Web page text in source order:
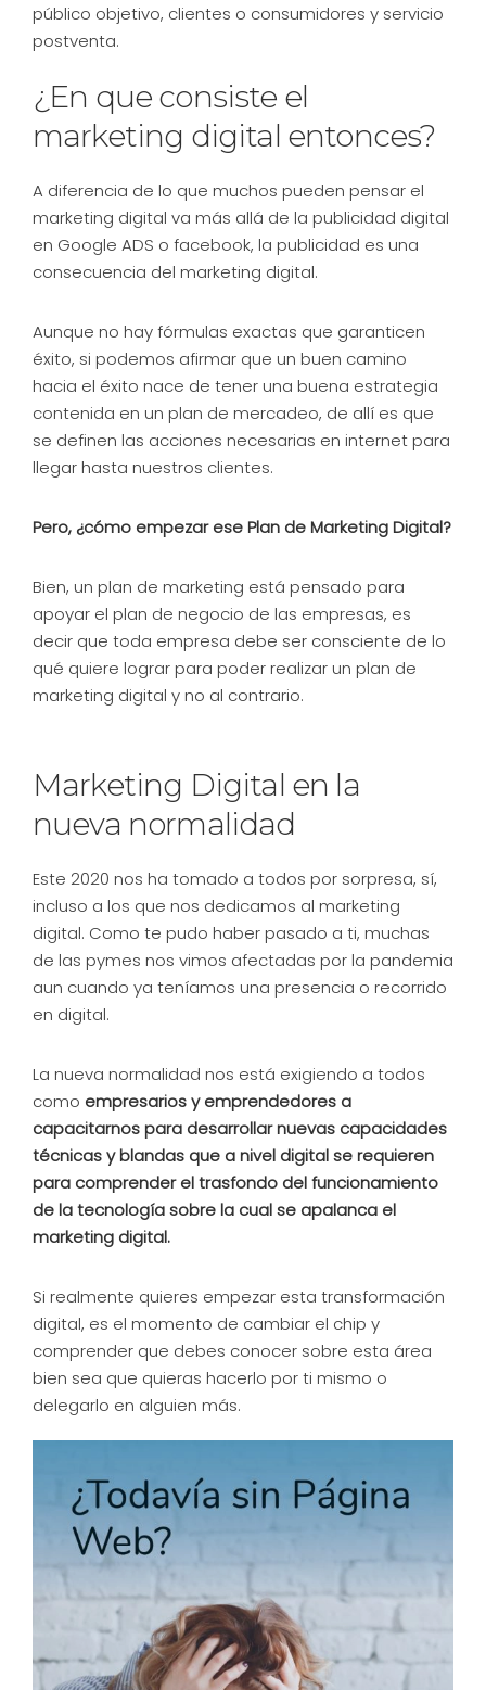
público objetivo, clientes o consumidores y servicio
postventa.
¿En que consiste el
marketing digital entonces?
A diferencia de lo que muchos pueden pensar el
marketing digital va más allá de la publicidad digital
en Google ADS o facebook, la publicidad es una
consecuencia del marketing digital.
Aunque no hay fórmulas exactas que garanticen
éxito, si podemos afirmar que un buen camino
hacia el éxito nace de tener una buena estrategia
contenida en un plan de mercadeo, de allí es que
se definen las acciones necesarias en internet para
llegar hasta nuestros clientes.
Pero, ¿cómo empezar ese Plan de Marketing Digital?
Bien, un plan de marketing está pensado para
apoyar el plan de negocio de las empresas, es
decir que toda empresa debe ser consciente de lo
qué quiere lograr para poder realizar un plan de
marketing digital y no al contrario.
Marketing Digital en la
nueva normalidad
Este 2020 nos ha tomado a todos por sorpresa, sí,
incluso a los que nos dedicamos al marketing
digital. Como te pudo haber pasado a ti, muchas
de las pymes nos vimos afectadas por la pandemia
aun cuando ya teníamos una presencia o recorrido
en digital.
La nueva normalidad nos está exigiendo a todos
como empresarios y emprendedores a
capacitarnos para desarrollar nuevas capacidades
técnicas y blandas que a nivel digital se requieren
para comprender el trasfondo del funcionamiento
de la tecnología sobre la cual se apalanca el
marketing digital.
Si realmente quieres empezar esta transformación
digital, es el momento de cambiar el chip y
comprender que debes conocer sobre esta área
bien sea que quieras hacerlo por ti mismo o
delegarlo en alguien más.